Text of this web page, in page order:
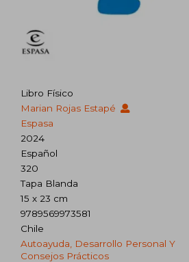
Libro Físico
Marian Rojas Estapé
Espasa
2024
Español
320
Tapa Blanda
15 x 23 cm
9789569973581
Chile
Autoayuda, Desarrollo Personal Y
Consejos Prácticos